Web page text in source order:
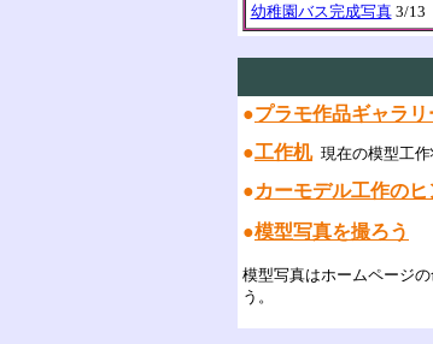
幼稚園バス完成写真3/13
●プラモ作品ギャラリ
●工作机 現在の模型工
●カーモデル工作のヒ
●模型写真を撮ろう
模型写真はホームページ
う。